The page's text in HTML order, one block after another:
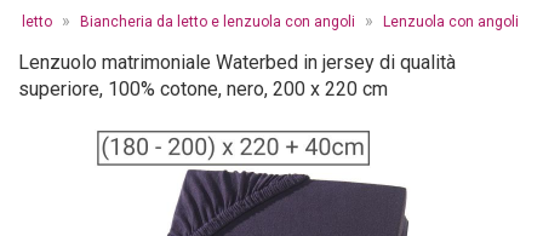
letto » Biancheria da letto e lenzuola con angoli » Lenzuola con angoli
Lenzuolo matrimoniale Waterbed in jersey di qualità
superiore, 100% cotone, nero, 200 x 220 cm